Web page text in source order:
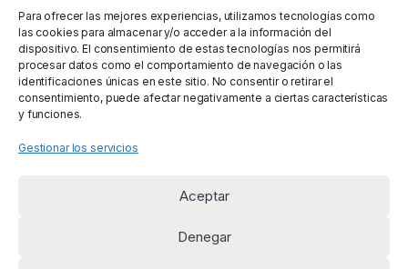
Para ofrecer las mejores experiencias, utilizamos tecnologías como
las cookies para almacenar y/o acceder a la información del
dispositivo. El consentimiento de estas tecnologías nos permitirá
procesar datos como el comportamiento de navegación o las
identificaciones únicas en este sitio. No consentir o retirar el
consentimiento, puede afectar negativamente a ciertas características
y funciones.
Gestionar los servicios
Aceptar
Denegar